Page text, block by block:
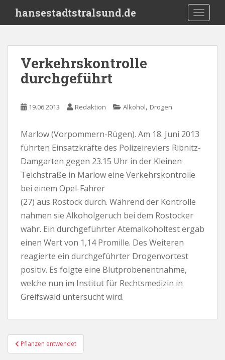
i
hansestadtstralsund.de
Verkehrskontrolle
durchgeführt
19.06.2013 Redaktion Alkohol, Drogen
Marlow (Vorpommern-Rügen). Am 18. Juni 2013
führten Einsatzkräfte des Polizeireviers Ribnitz-
Damgarten gegen 23.15 Uhr in der Kleinen
Teichstraße in Marlow eine Verkehrskontrolle
bei einem Opel-Fahrer
(27) aus Rostock durch. Während der Kontrolle
nahmen sie Alkoholgeruch bei dem Rostocker
wahr. Ein durchgeführter Atemalkoholtest ergab
einen Wert von 1,14 Promille. Des Weiteren
reagierte ein durchgeführter Drogenvortest
positiv. Es folgte eine Blutprobenentnahme,
welche nun im Institut für Rechtsmedizin in
Greifswald untersucht wird.
Beitragsnavigation
Pflanzen entwendet